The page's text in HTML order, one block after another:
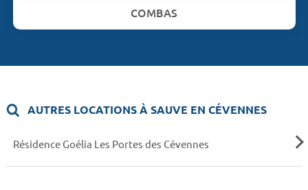
COMBAS
AUTRES LOCATIONS À SAUVE EN CÉVENNES
Résidence Goélia Les Portes des Cévennes